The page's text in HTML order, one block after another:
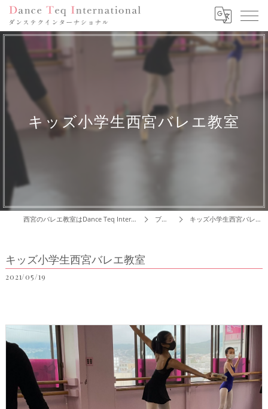
キッズ小学生西宮バレエ教室
西宮のバレエ教室はDance Teq International ブログ キッズ小学生西宮バレエ教室
キッズ小学生西宮バレエ教室
2021/05/19